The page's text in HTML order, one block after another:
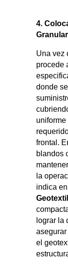
4.
Granular
Una vez
procede
donde
frontal.
blandos
la
indica
lograr la
el